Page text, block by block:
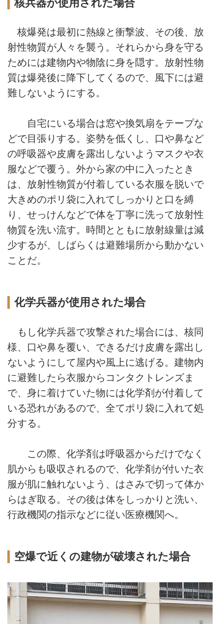
核兵器が使用された場合
核爆発は最初に熱線と衝撃波、その後、放
射性物質が人々を襲う。それらから身を守る
ためには建物内や物陰に身を隠す。放射性物
質は爆発後に降下してくるので、風下には避
難しないようにする。
自宅にいる場合は窓や換気扇をテープな
どで目張りする。姿勢を低くし、口や鼻など
の呼吸器や皮膚を露出しないようマスクや衣
服などで覆う。外から家の中に入ったとき
は、放射性物質が付着している衣服を脱いで
大きめのポリ袋に入れてしっかりと口を縛
り、せっけんなどで体を丁寧に洗って放射性
物質を洗い流す。時間とともに放射線量は減
少するが、しばらくは避難場所から動かない
ことだ。
化学兵器が使用された場合
もし化学兵器で攻撃された場合には、核同
様、口や鼻を覆い、できるだけ皮膚を露出し
ないようにして屋内や風上に逃げる。建物内
に避難したら衣服からコンタクトレンズま
で、身に着けていた物には化学剤が付着して
いる恐れがあるので、全てポリ袋に入れて処
分する。
この際、化学剤は呼吸器からだけでなく
肌からも吸収されるので、化学剤が付いた衣
服が肌に触れないよう、はさみで切って体か
らはぎ取る。その後は体をしっかりと洗い、
行政機関の指示などに従い医療機関へ。
空爆で近くの建物が破壊された場合